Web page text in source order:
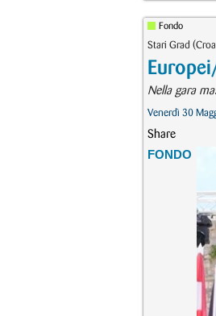
Fondo
Stari Grad
Nella gara
Venerdì 30
Share
FONDO